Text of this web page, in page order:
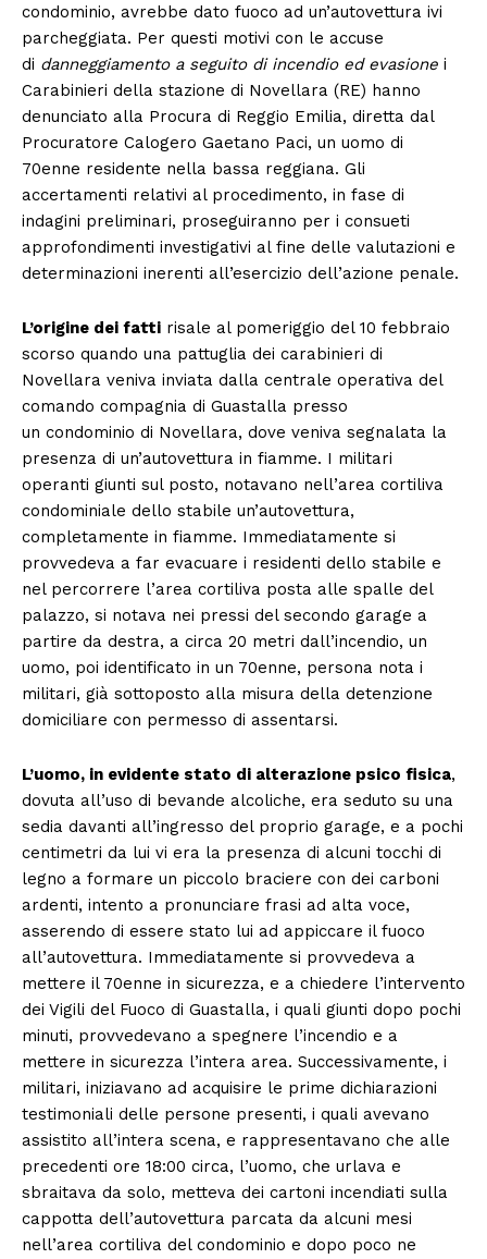
condominio, avrebbe dato fuoco ad un’autovettura ivi
parcheggiata. Per questi motivi con le accuse
di danneggiamento a seguito di incendio ed evasione i
Carabinieri della stazione di Novellara (RE) hanno
denunciato alla Procura di Reggio Emilia, diretta dal
Procuratore Calogero Gaetano Paci, un uomo di
70enne residente nella bassa reggiana. Gli
accertamenti relativi al procedimento, in fase di
indagini preliminari, proseguiranno per i consueti
approfondimenti investigativi al fine delle valutazioni e
determinazioni inerenti all’esercizio dell’azione penale.
L’origine dei fatti risale al pomeriggio del 10 febbraio
scorso quando una pattuglia dei carabinieri di
Novellara veniva inviata dalla centrale operativa del
comando compagnia di Guastalla presso
un condominio di Novellara, dove veniva segnalata la
presenza di un’autovettura in fiamme. I militari
operanti giunti sul posto, notavano nell’area cortiliva
condominiale dello stabile un’autovettura,
completamente in fiamme. Immediatamente si
provvedeva a far evacuare i residenti dello stabile e
nel percorrere l’area cortiliva posta alle spalle del
palazzo, si notava nei pressi del secondo garage a
partire da destra, a circa 20 metri dall’incendio, un
uomo, poi identificato in un 70enne, persona nota i
militari, già sottoposto alla misura della detenzione
domiciliare con permesso di assentarsi.
L’uomo, in evidente stato di alterazione psico fisica,
dovuta all’uso di bevande alcoliche, era seduto su una
sedia davanti all’ingresso del proprio garage, e a pochi
centimetri da lui vi era la presenza di alcuni tocchi di
legno a formare un piccolo braciere con dei carboni
ardenti, intento a pronunciare frasi ad alta voce,
asserendo di essere stato lui ad appiccare il fuoco
all’autovettura. Immediatamente si provvedeva a
mettere il 70enne in sicurezza, e a chiedere l’intervento
dei Vigili del Fuoco di Guastalla, i quali giunti dopo pochi
minuti, provvedevano a spegnere l’incendio e a
mettere in sicurezza l’intera area. Successivamente, i
militari, iniziavano ad acquisire le prime dichiarazioni
testimoniali delle persone presenti, i quali avevano
assistito all’intera scena, e rappresentavano che alle
precedenti ore 18:00 circa, l’uomo, che urlava e
sbraitava da solo, metteva dei cartoni incendiati sulla
cappotta dell’autovettura parcata da alcuni mesi
nell’area cortiliva del condominio e dopo poco ne